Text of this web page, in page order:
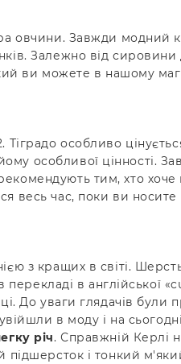
овчини. Завжди модний
Залежно від
ви можете в нашому
особливо
особливої цінності.
тим, хто
весь час, поки ви носите
з кращих в світі.
в
До уваги глядачів були
в моду і на
річ. Справжній Керлі
підшерсток і тонкий